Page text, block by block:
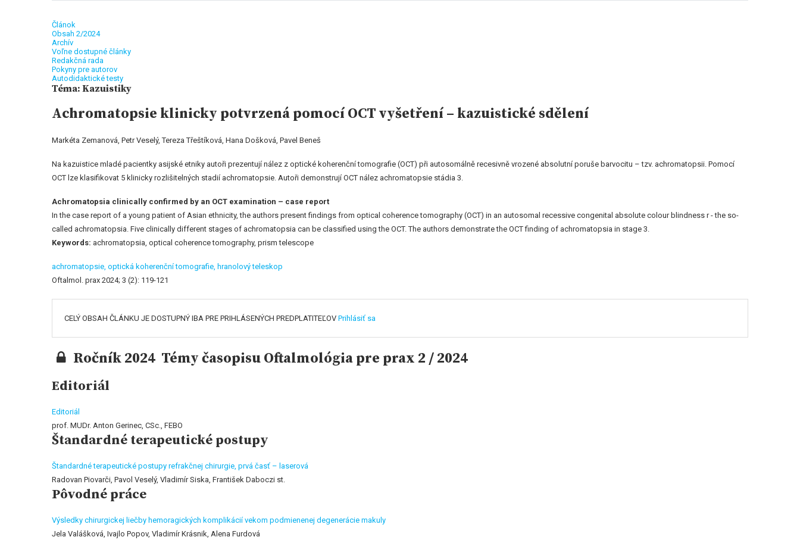
Článok
Obsah 2/2024
Archív
Voľne dostupné články
Redakčná rada
Pokyny pre autorov
Autodidaktické testy
Téma: Kazuistiky
Achromatopsie klinicky potvrzená pomocí OCT vyšetření – kazuistické sdělení
Markéta Zemanová, Petr Veselý, Tereza Třeštíková, Hana Došková, Pavel Beneš
Na kazuistice mladé pacientky asijské etniky autoři prezentují nález z optické koherenční tomografie (OCT) při autosomálně recesivně vrozené absolutní poruše barvocitu – tzv. achromatopsii. Pomocí
OCT lze klasifikovat 5 klinicky rozlišitelných stadií achromatopsie. Autoři demonstrují OCT nález achromatopsie stádia 3.
Achromatopsia clinically confirmed by an OCT examination – case report
In the case report of a young patient of Asian ethnicity, the authors present findings from optical coherence tomography (OCT) in an autosomal recessive congenital absolute colour blindness r - the so-
called achromatopsia. Five clinically different stages of achromatopsia can be classified using the OCT. The authors demonstrate the OCT finding of achromatopsia in stage 3.
Keywords: achromatopsia, optical coherence tomography, prism telescope
achromatopsie, optická koherenční tomografie, hranolový teleskop
Oftalmol. prax 2024; 3 (2): 119-121
CELÝ OBSAH ČLÁNKU JE DOSTUPNÝ IBA PRE PRIHLÁSENÝCH PREDPLATITEĽOV Prihlásiť sa
Ročník 2024 Témy časopisu Oftalmológia pre prax 2 / 2024
Editoriál
Editoriál
prof. MUDr. Anton Gerinec, CSc., FEBO
Štandardné terapeutické postupy
Štandardné terapeutické postupy refrakčnej chirurgie, prvá časť – laserová
Radovan Piovarči, Pavol Veselý, Vladimír Siska, František Daboczi st.
Pôvodné práce
Výsledky chirurgickej liečby hemoragických komplikácií vekom podmienenej degenerácie makuly
Jela Valášková, Ivajlo Popov, Vladimír Krásnik, Alena Furdová